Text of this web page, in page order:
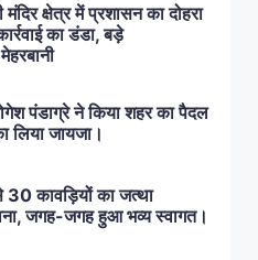
क्षेत्र में प्रशासन का दोहरा
का डंडा, बड़े
पंडाग्रे ने किया शहर का पैदल
लिया जायजा।
30 कावड़ियों का जत्था
जगह-जगह हुआ भव्य स्वागत।